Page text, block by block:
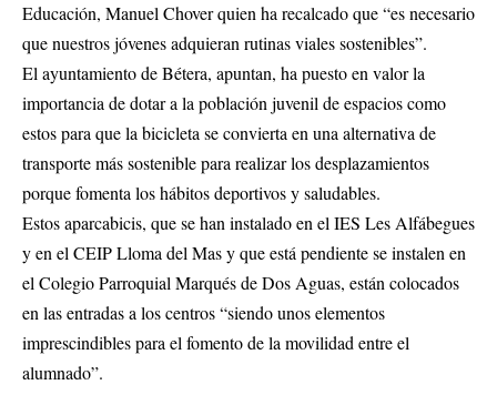
Educación, Manuel Chover quien ha recalcado que “es necesario
que nuestros jóvenes adquieran rutinas viales sostenibles”.
El ayuntamiento de Bétera, apuntan, ha puesto en valor la
importancia de dotar a la población juvenil de espacios como
estos para que la bicicleta se convierta en una alternativa de
transporte más sostenible para realizar los desplazamientos
porque fomenta los hábitos deportivos y saludables.
Estos aparcabicis, que se han instalado en el IES Les Alfábegues
y en el CEIP Lloma del Mas y que está pendiente se instalen en
el Colegio Parroquial Marqués de Dos Aguas, están colocados
en las entradas a los centros “siendo unos elementos
imprescindibles para el fomento de la movilidad entre el
alumnado”.